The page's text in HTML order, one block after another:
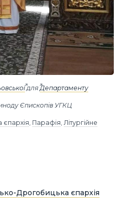
дляДепартаменту
Єпископів УГКЦ
, Парафія, Літургійне
Дрогобицька єпархія